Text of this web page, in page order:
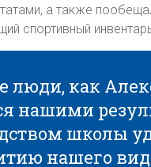
а также
спортивный
люди, как
нашими
школы
нашего